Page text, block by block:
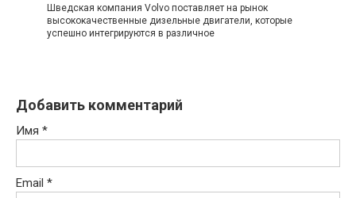
Шведская компания Volvo поставляет на рынок
высококачественные дизельные двигатели, которые
успешно интегрируются в различное
Добавить комментарий
Имя *
Email *